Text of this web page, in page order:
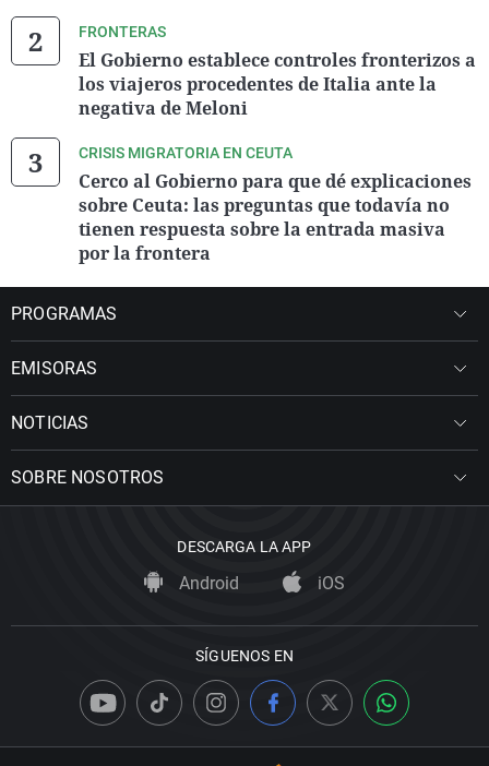
FRONTERAS
El Gobierno establece controles fronterizos a
los viajeros procedentes de Italia ante la
negativa de Meloni
CRISIS MIGRATORIA EN CEUTA
Cerco al Gobierno para que dé explicaciones
sobre Ceuta: las preguntas que todavía no
tienen respuesta sobre la entrada masiva
por la frontera
PROGRAMAS
EMISORAS
NOTICIAS
SOBRE NOSOTROS
DESCARGA LA APP
Android iOS
SÍGUENOS EN